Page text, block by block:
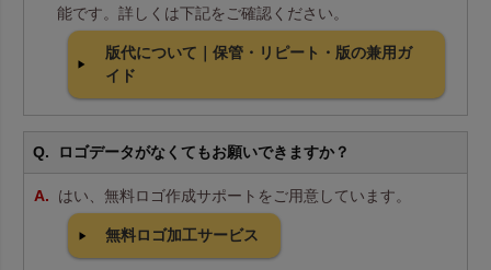
能です。詳しくは下記をご確認ください。
版代について｜保管・リピート・版の兼用ガ
イド
ロゴデータがなくてもお願いできますか？
はい、無料ロゴ作成サポートをご用意しています。
無料ロゴ加工サービス